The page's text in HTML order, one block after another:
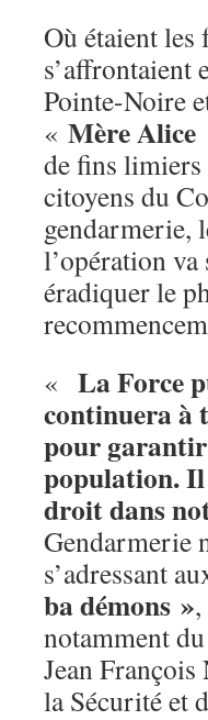
Où étaient
s’affrontaient
Pointe-Noire
« Mère Alice
de fins
citoyens du
gendarmerie,
l’opération
éradiquer le
« La Force
continuera à
pour
population. Il
droit dans
Gendarmerie
s’adressant
ba démons »
notamment
Jean
la Sécurité et